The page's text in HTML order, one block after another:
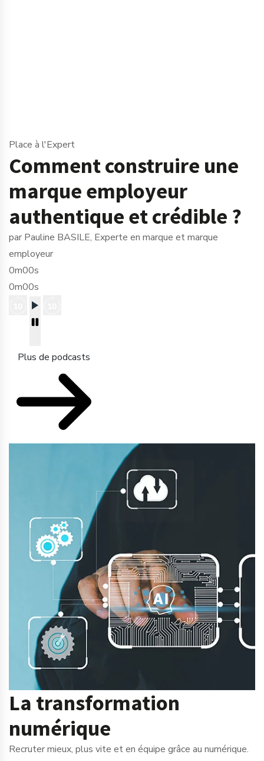
Place à l'Expert
Comment construire une
marque employeur
authentique et crédible ?
par Pauline BASILE, Experte en marque et marque
employeur
0m00s
0m00s
Plus de podcasts
La transformation
numérique
Recruter mieux, plus vite et en équipe grâce au numérique.